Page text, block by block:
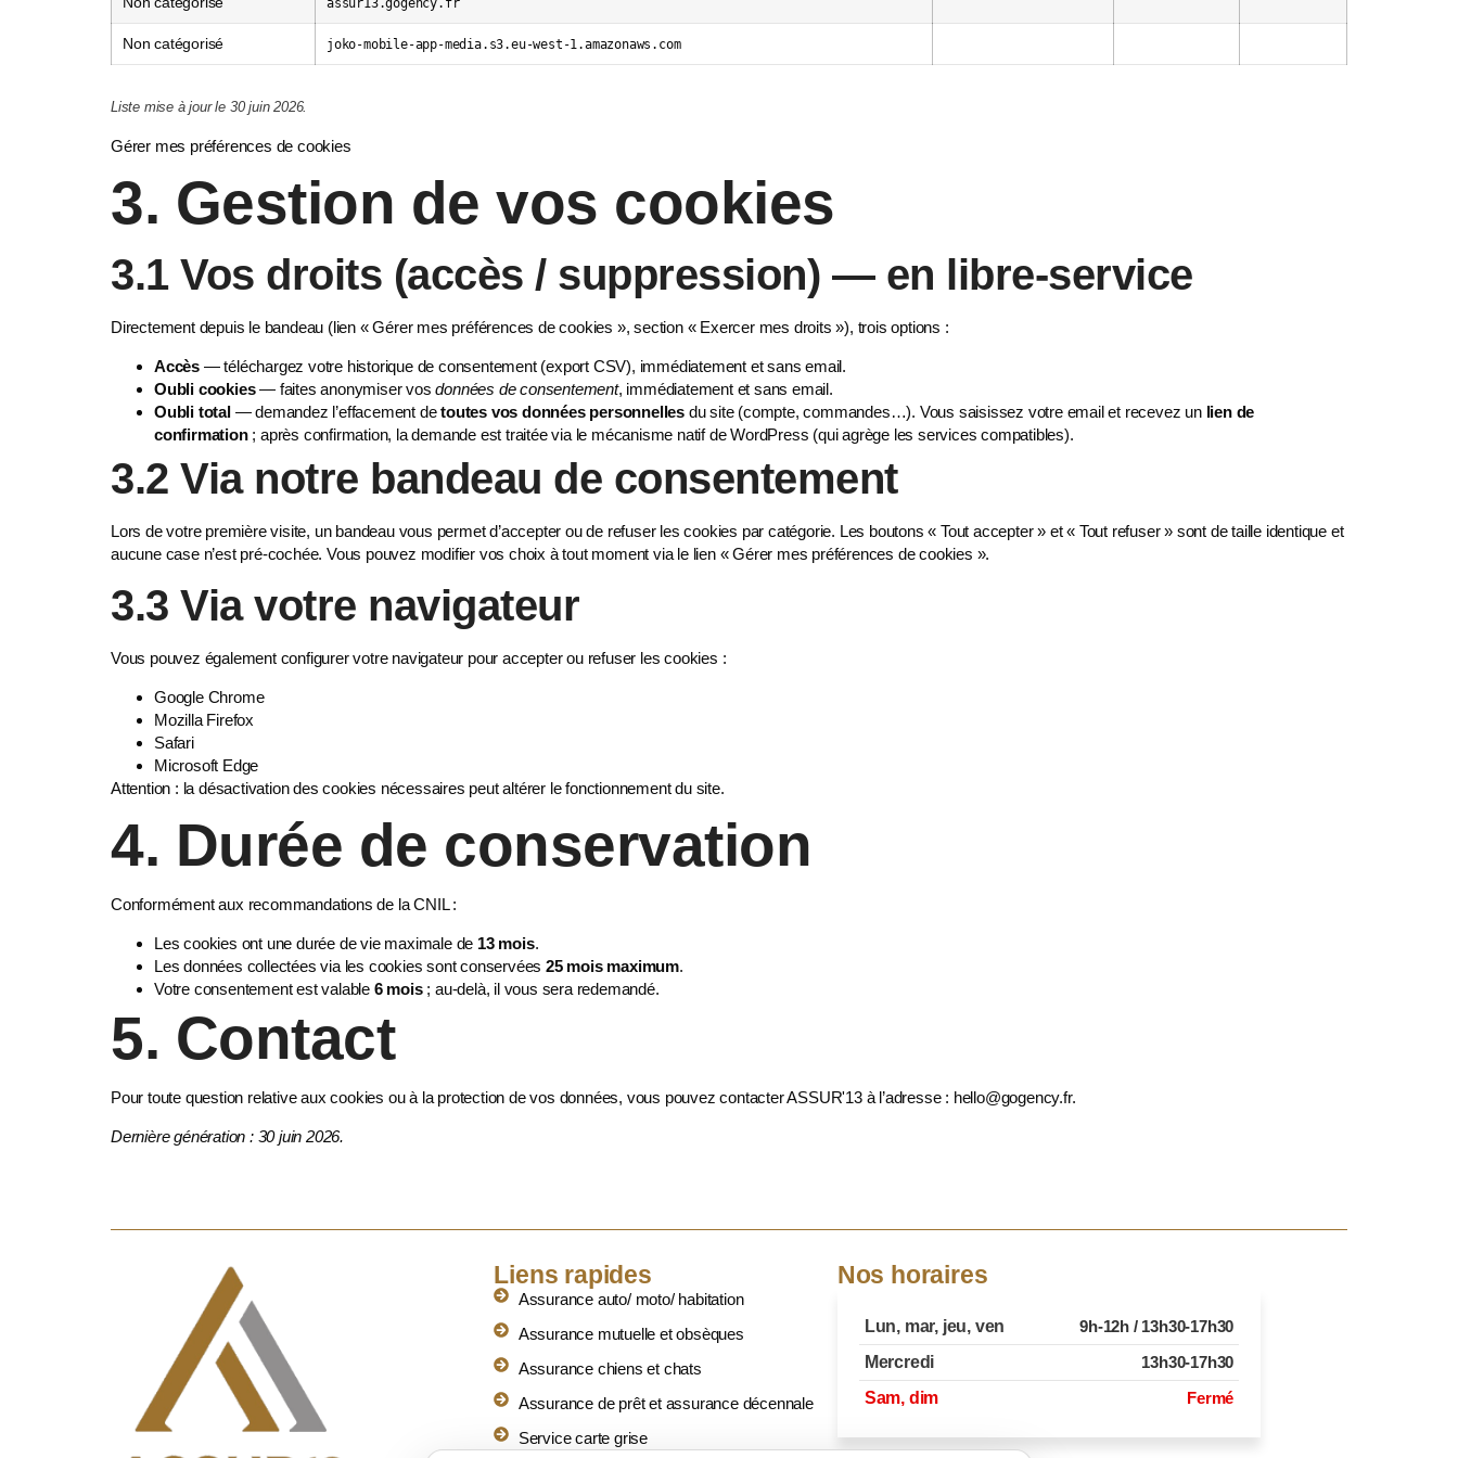
assur13.gogency.fr
Non catégorisé joko-mobile-app-media.s3.eu-west-1.amazonaws.com
Liste mise à jour le 30 juin 2026.
Gérer mes préférences de cookies
3. Gestion de vos cookies
3.1 Vos droits (accès / suppression) — en libre-service
Directement depuis le bandeau (lien « Gérer mes préférences de cookies », section « Exercer mes droits »), trois options :
Accès — téléchargez votre historique de consentement (export CSV), immédiatement et sans email.
Oubli cookies— faites anonymiser vosdonnées de consentement, immédiatement et sans email.
Oubli total— demandez l’effacement detoutes vos données personnelles du site (compte, commandes…). Vous saisissez votre email et recevez un lien de
confirmation; après confirmation, la demande est traitée via le mécanisme natif de WordPress (qui agrège les services compatibles).
3.2 Via notre bandeau de consentement
Lors de votre première visite, un bandeau vous permet d’accepter ou de refuser les cookies par catégorie. Les boutons « Tout accepter » et « Tout refuser » sont de taille identique et
aucune case n’est pré-cochée. Vous pouvez modifier vos choix à tout moment via le lien « Gérer mes préférences de cookies ».
3.3 Via votre navigateur
Vous pouvez également configurer votre navigateur pour accepter ou refuser les cookies :
Google Chrome
Mozilla Firefox
Safari
Microsoft Edge
Attention : la désactivation des cookies nécessaires peut altérer le fonctionnement du site.
4. Durée de conservation
Conformément aux recommandations de la CNIL :
Les cookies ont une durée de vie maximale de 13 mois.
Les données collectées via les cookies sont conservées 25 mois maximum.
Votre consentement est valable 6 mois; au-delà, il vous sera redemandé.
5. Contact
Pour toute question relative aux cookies ou à la protection de vos données, vous pouvez contacter ASSUR'13 à l’adresse : hello@gogency.fr.
Dernière génération : 30 juin 2026.
Liens rapides
Assurance auto/ moto/ habitation
Assurance mutuelle et obsèques
Assurance chiens et chats
Assurance de prêt et assurance décennale
Service carte grise
Nos horaires
Lun, mar, jeu, ven
9h-12h / 13h30-17h30
Mercredi
13h30-17h30
Sam, dim
Fermé